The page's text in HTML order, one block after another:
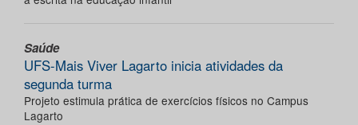
Saúde
UFS-Mais Viver Lagarto inicia atividades da
segunda turma
Projeto estimula prática de exercícios físicos no Campus
Lagarto